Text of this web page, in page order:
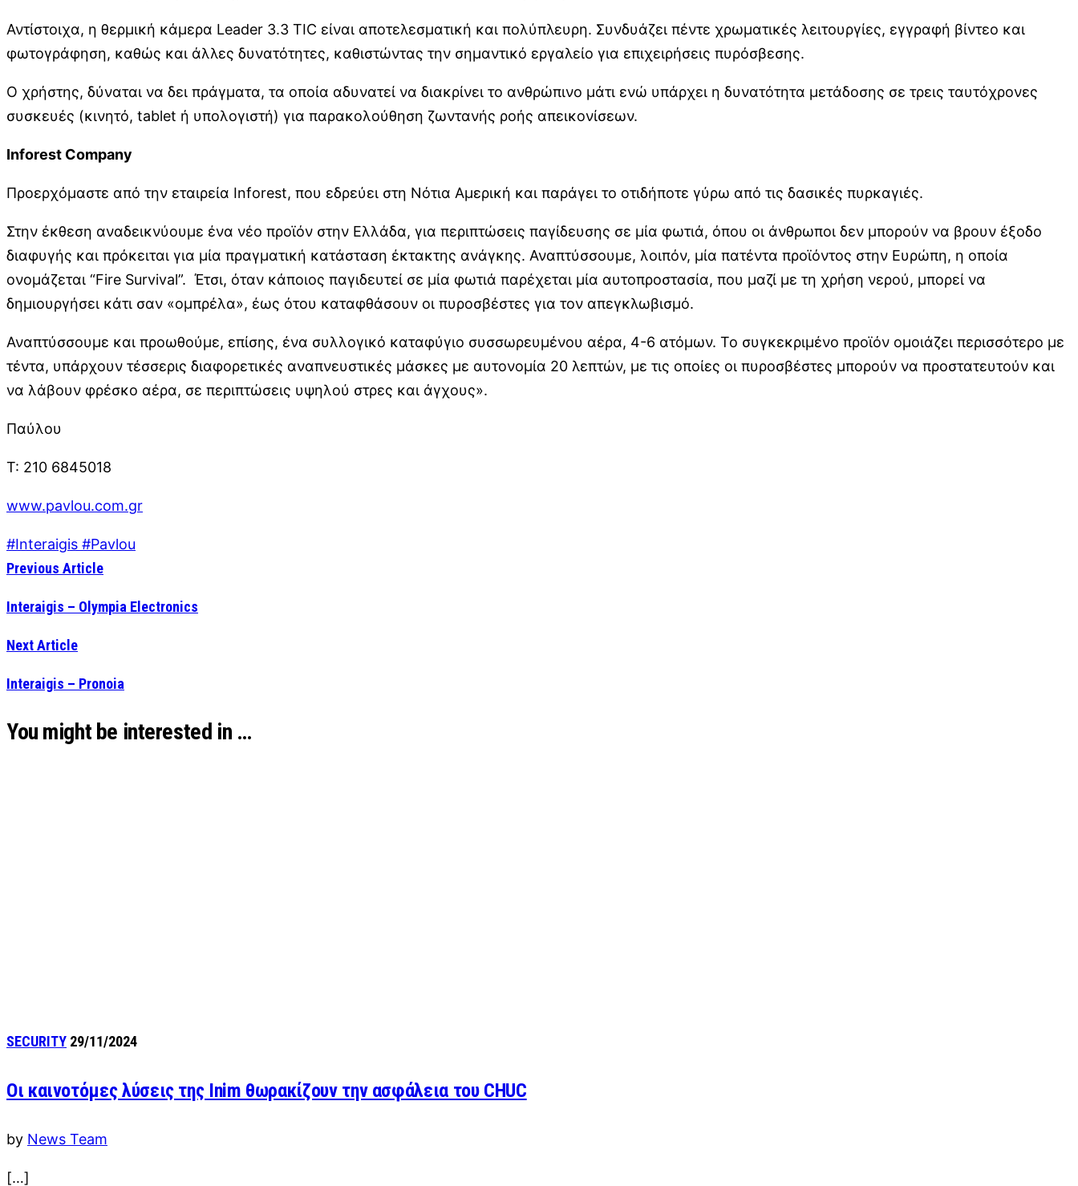
Αντίστοιχα, η θερμική κάμερα Leader 3.3 TIC είναι αποτελεσματική και πολύπλευρη. Συνδυάζει πέντε χρωματικές λειτουργίες, εγγραφή βίντεο και
φωτογράφηση, καθώς και άλλες δυνατότητες, καθιστώντας την σημαντικό εργαλείο για επιχειρήσεις πυρόσβεσης.
Ο χρήστης, δύναται να δει πράγματα, τα οποία αδυνατεί να διακρίνει το ανθρώπινο μάτι ενώ υπάρχει η δυνατότητα μετάδοσης σε τρεις ταυτόχρονες
συσκευές (κινητό, tablet ή υπολογιστή) για παρακολούθηση ζωντανής ροής απεικονίσεων.
Inforest Company
Προερχόμαστε από την εταιρεία Inforest, που εδρεύει στη Νότια Αμερική και παράγει το οτιδήποτε γύρω από τις δασικές πυρκαγιές.
Στην έκθεση αναδεικνύουμε ένα νέο προϊόν στην Ελλάδα, για περιπτώσεις παγίδευσης σε μία φωτιά, όπου οι άνθρωποι δεν μπορούν να βρουν έξοδο
διαφυγής και πρόκειται για μία πραγματική κατάσταση έκτακτης ανάγκης. Αναπτύσσουμε, λοιπόν, μία πατέντα προϊόντος στην Ευρώπη, η οποία
ονομάζεται “Fire Survival”. Έτσι, όταν κάποιος παγιδευτεί σε μία φωτιά παρέχεται μία αυτοπροστασία, που μαζί με τη χρήση νερού, μπορεί να
δημιουργήσει κάτι σαν «ομπρέλα», έως ότου καταφθάσουν οι πυροσβέστες για τον απεγκλωβισμό.
Αναπτύσσουμε και προωθούμε, επίσης, ένα συλλογικό καταφύγιο συσσωρευμένου αέρα, 4-6 ατόμων. Το συγκεκριμένο προϊόν ομοιάζει περισσότερο με
τέντα, υπάρχουν τέσσερις διαφορετικές αναπνευστικές μάσκες με αυτονομία 20 λεπτών, με τις οποίες οι πυροσβέστες μπορούν να προστατευτούν και
να λάβουν φρέσκο αέρα, σε περιπτώσεις υψηλού στρες και άγχους».
Παύλου
Τ: 210 6845018
www.pavlou.com.gr
#Interaigis #Pavlou
Previous Article
Interaigis – Olympia Electronics
Next Article
Interaigis – Pronoia
You might be interested in …
SECURITY 29/11/2024
Οι καινοτόμες λύσεις της Inim θωρακίζουν την ασφάλεια του CHUC
by News Team
[…]